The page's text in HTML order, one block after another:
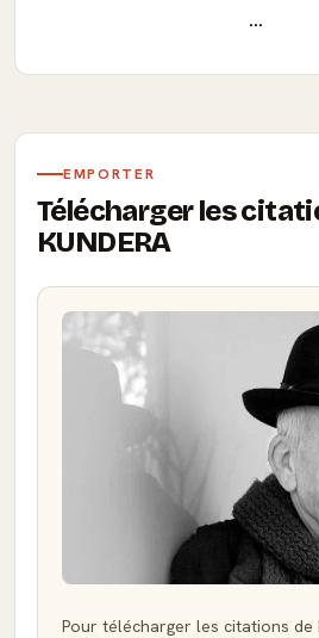
...
EMPORTER
Télécharger les
KUNDERA
Pour télécharger les citations de